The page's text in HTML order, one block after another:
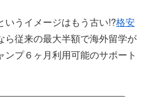
いうイメージはもう古い!?格安
ら従来の最大半額で海外留学が
プ６ヶ月利用可能のサポート